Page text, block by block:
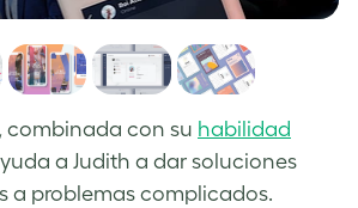
combinada con su habilidad
a Judith a dar soluciones
a problemas complicados.